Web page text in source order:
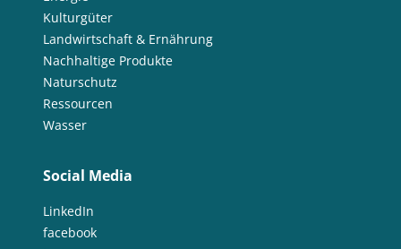
Kulturgüter
Landwirtschaft & Ernährung
Nachhaltige Produkte
Naturschutz
Ressourcen
Wasser
Social Media
LinkedIn
facebook